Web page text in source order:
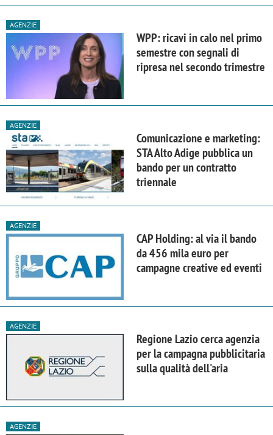
AGENZIE
WPP: ricavi in calo nel primo
semestre con segnali di
ripresa nel secondo trimestre
AGENZIE
Comunicazione e marketing:
STA Alto Adige pubblica un
bando per un contratto
triennale
AGENZIE
CAP Holding: al via il bando
da 456 mila euro per
campagne creative ed eventi
AGENZIE
Regione Lazio cerca agenzia
per la campagna pubblicitaria
sulla qualità dell'aria
AGENZIE